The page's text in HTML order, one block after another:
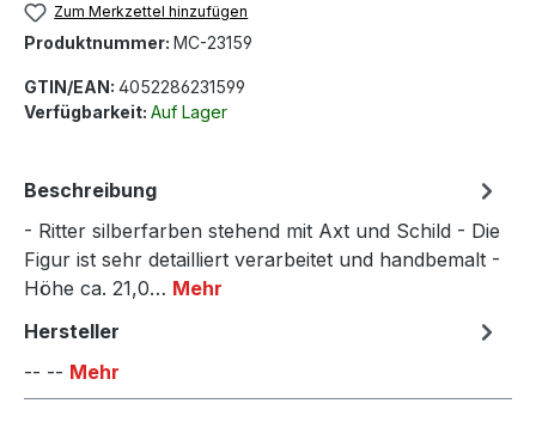
Zum Merkzettel hinzufügen
Produktnummer: MC-23159
GTIN/EAN: 4052286231599
Verfügbarkeit: Auf Lager
Beschreibung
- Ritter silberfarben stehend mit Axt und Schild - Die
Figur ist sehr detailliert verarbeitet und handbemalt -
Höhe ca. 21,0… Mehr
Hersteller
-- -- Mehr